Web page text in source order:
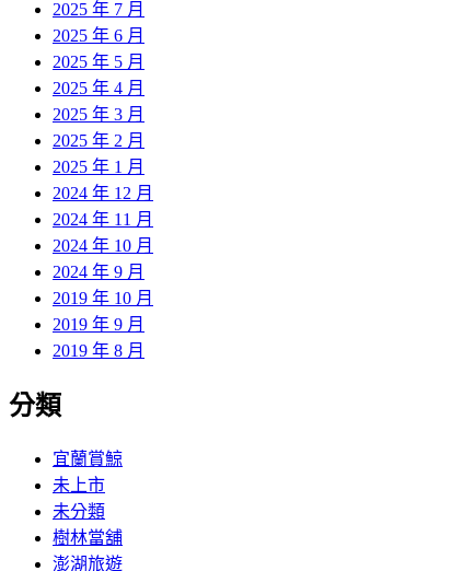
2025 年 7 月
2025 年 6 月
2025 年 5 月
2025 年 4 月
2025 年 3 月
2025 年 2 月
2025 年 1 月
2024 年 12 月
2024 年 11 月
2024 年 10 月
2024 年 9 月
2019 年 10 月
2019 年 9 月
2019 年 8 月
分類
宜蘭賞鯨
未上市
未分類
樹林當舖
澎湖旅遊